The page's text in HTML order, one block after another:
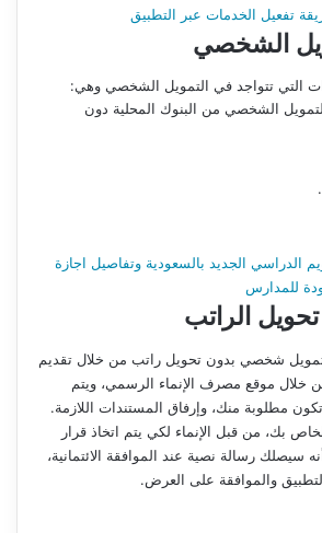
تفعيل الخدمات عبر التطبيق
الشخصي
التي تتواجد في التمويل الشخصي وهي:
الشخصي من البنوك المحلية دون
الدراسي الجديد بالسعودية وتفاصيل اجازة
للمدارس
الراتب
شخصي بدون تحويل راتب من خلال تقديم
خلال موقع مصرف الإنماء الرسمي، ويتم
مطلوبة منك، وإرفاق المستندات اللازمة.
بك، من قبل الإنماء لكي يتم اتخاذ قرار
سيصلك رسالة نصية عند الموافقة الائتمانية،
والموافقة على العرض.